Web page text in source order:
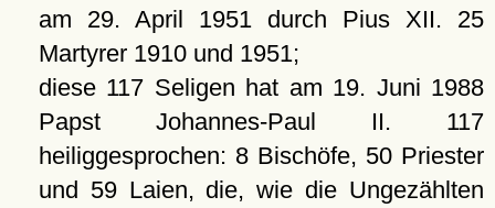
am 29. April 1951 durch Pius XII. 25
Martyrer 1910 und 1951;
diese 117 Seligen hat am 19. Juni 1988
Papst Johannes-Paul II. 117
heiliggesprochen: 8 Bischöfe, 50 Priester
und 59 Laien, die, wie die Ungezählten